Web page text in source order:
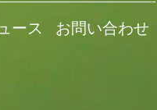
ース お問い合わせ